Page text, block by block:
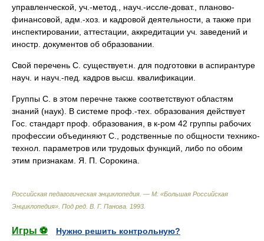
управленческой, уч.-метод., науч.-иссле-доват., планово-
финансовой, адм.-хоз. и кадровой деятельности, а также при
инспектировании, аттестации, аккредитации уч. заведений и
иностр. документов об образовании.
Свой перечень С. существует.н. для подготовки в аспирантуре
науч. и науч.-пед. кадров высш. квалификации.
Группы С. в этом перечне также соответствуют областям
знаний (наук). В системе проф.-тех. образования действует
Гос. стандарт проф. образования, в к-ром 42 группы рабочих
профессии объединяют С., родственные по общности технико-
технол. параметров или трудовых функций, либо по обоим
этим признакам. Я. П. Сорокина.
Российская педагогическая энциклопедия. — М: «Большая Российская
Энциклопедия» Под ред. В. Г. Панова 1993
Игры ⚽
Нужно решить контрольную?